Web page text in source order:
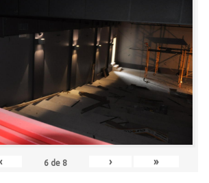
‹ 6 de 8 › »